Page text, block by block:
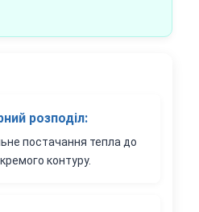
розподіл:
постачання тепла до
контуру.